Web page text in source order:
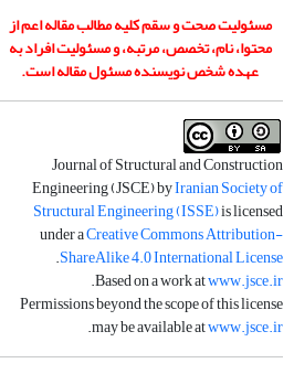
مسئولیت صحت و سقم کلیه مطالب مقاله اعم از
محتوا، نام، تخصص، مرتبه، و مسئولیت افراد به
عهده شخص نویسنده مسئول مقاله است.
Journal of Structural and Construction
Engineering (JSCE) byIranian Society of
Structural Engineering (ISSE)is licensed
under aCreative Commons Attribution-
ShareAlike 4.0 International License
.
Based on a work atwww.jsce.ir
.
Permissions beyond the scope of this license
may be available atwww.jsce.ir
.